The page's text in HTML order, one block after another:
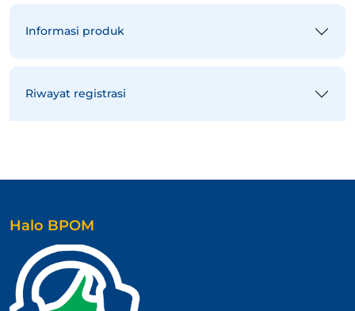
Informasi produk
Riwayat registrasi
Halo BPOM